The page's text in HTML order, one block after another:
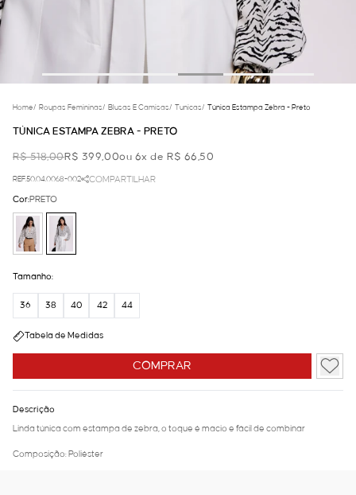
Home/ Roupas Femininas/ Blusas E Camisas/ Tunicas/ Túnica Estampa Zebra - Preto
TÚNICA ESTAMPA ZEBRA - PRETO
R$ 518,00R$ 399,00ou 6x de R$ 66,50
REF.50.04.0068-002 COMPARTILHAR
COMPRAR
Cor:PRETO
Tamanho:
36 38 40 42 44
Tabela de Medidas
Descrição
Linda túnica com estampa de zebra, o toque é macio e fácil de combinar
Composição: Poliéster